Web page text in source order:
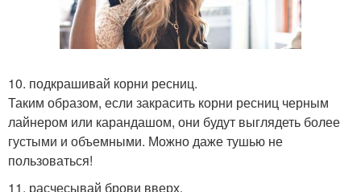
10. подкрашивай корни ресниц.
Таким образом, если закрасить корни ресниц черным
лайнером или карандашом, они будут выглядеть более
густыми и объемными. Можно даже тушью не
пользоваться!
11. расчесывай брови вверх.